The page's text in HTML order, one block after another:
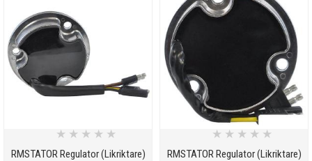
RMSTATOR Regulator (Likriktare)
★ ★ ★ ★ ★
RMSTATOR Regulator (Likriktare)
★ ★ ★ ★ ★